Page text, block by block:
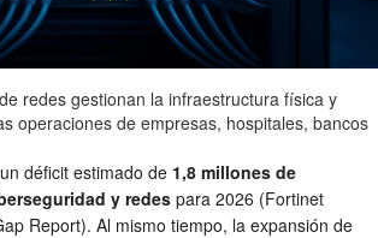
redes gestionan la infraestructura física y
operaciones de empresas, hospitales, bancos
déficit estimado de 1,8 millones de
y redes para 2026 (Fortinet
Report). Al mismo tiempo, la expansión de